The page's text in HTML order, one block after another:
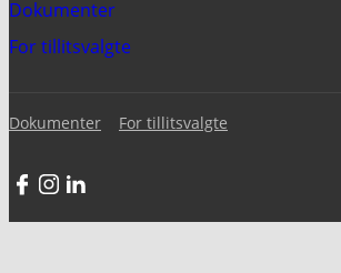
Dokumenter
For tillitsvalgte
Dokumenter For tillitsvalgte